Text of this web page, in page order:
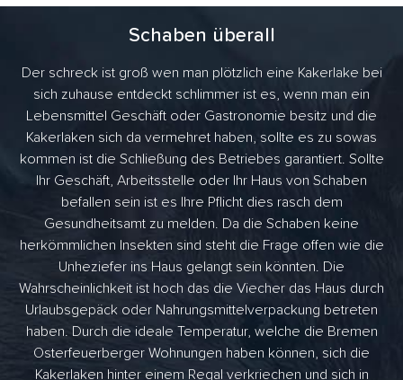
Schaben überall
Der schreck ist groß wen man plötzlich eine Kakerlake bei
sich zuhause entdeckt schlimmer ist es, wenn man ein
Lebensmittel Geschäft oder Gastronomie besitz und die
Kakerlaken sich da vermehret haben, sollte es zu sowas
kommen ist die Schließung des Betriebes garantiert. Sollte
Ihr Geschäft, Arbeitsstelle oder Ihr Haus von Schaben
befallen sein ist es Ihre Pflicht dies rasch dem
Gesundheitsamt zu melden. Da die Schaben keine
herkömmlichen Insekten sind steht die Frage offen wie die
Unheziefer ins Haus gelangt sein könnten. Die
Wahrscheinlichkeit ist hoch das die Viecher das Haus durch
Urlaubsgepäck oder Nahrungsmittelverpackung betreten
haben. Durch die ideale Temperatur, welche die Bremen
Osterfeuerberger Wohnungen haben können, sich die
Kakerlaken hinter einem Regal verkriechen und sich in